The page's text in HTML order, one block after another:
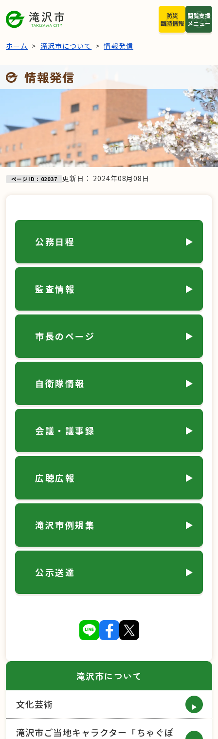
閲覧支援
メニュー
防災
臨時情報
ホーム 滝沢市について 情報発信
情報発信
ページID：02037 更新日： 2024年08月08日
公務日程
監査情報
市長のページ
自衛隊情報
会議・議事録
広聴広報
滝沢市例規集
公示送達
滝沢市について
文化芸術
滝沢市ご当地キャラクター「ちゃぐぽ